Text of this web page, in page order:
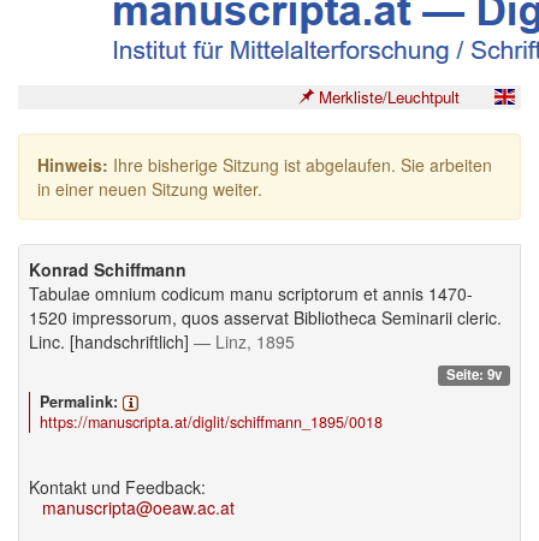
Merkliste/Leuchtpult
Hinweis: Ihre bisherige Sitzung ist abgelaufen. Sie arbeiten
in einer neuen Sitzung weiter.
Konrad Schiffmann
Tabulae omnium codicum manu scriptorum et annis 1470-
1520 impressorum, quos asservat Bibliotheca Seminarii cleric.
Linc. [handschriftlich] — Linz, 1895
Seite: 9v
Permalink:
https://manuscripta.at/diglit/schiffmann_1895/0018
Kontakt und Feedback:
manuscripta@oeaw.ac.at